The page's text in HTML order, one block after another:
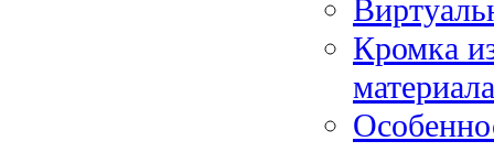
Кромка
материала